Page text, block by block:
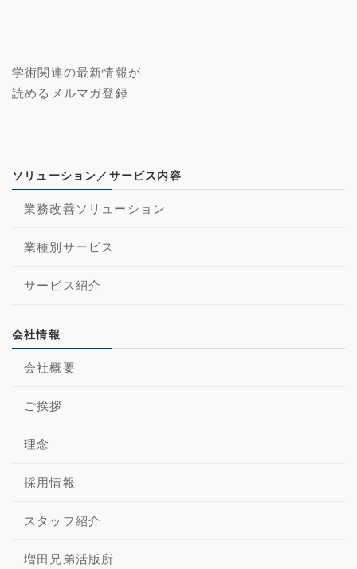
学術関連の最新情報が
読めるメルマガ登録
ソリューション／サービス内容
業務改善ソリューション
業種別サービス
サービス紹介
会社情報
会社概要
ご挨拶
理念
採用情報
スタッフ紹介
増田兄弟活版所